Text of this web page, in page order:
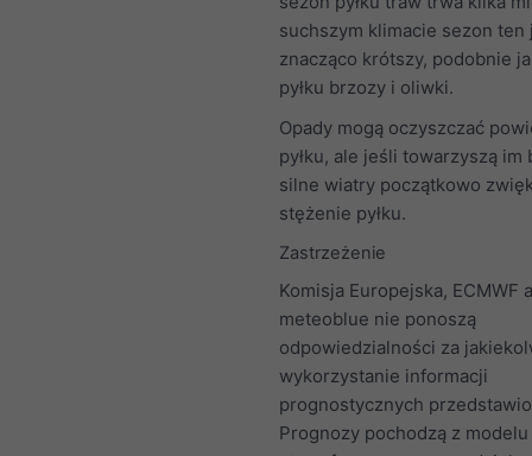
suchszym klimacie sezon ten
znacząco krótszy, podobnie
pyłku brzozy i oliwki.
Opady mogą oczyszczać
pyłku, ale jeśli towarzyszą im
silne wiatry początkowo
stężenie pyłku.
Zastrzeżenie
Komisja Europejska, ECMWF
meteoblue nie ponoszą
odpowiedzialności za
wykorzystanie informacji
prognostycznych
Prognozy pochodzą z modelu